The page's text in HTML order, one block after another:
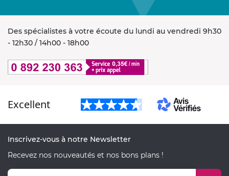
Des spécialistes à votre écoute du lundi au vendredi 9h30
- 12h30 / 14h00 - 18h00
Excellent
Inscrivez-vous à notre Newsletter
Recevez nos nouveautés et nos bons plans !